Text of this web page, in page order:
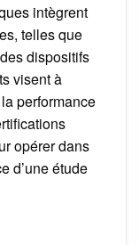
intègrent
telles que
dispositifs
visent à
performance
opérer dans
d’une étude